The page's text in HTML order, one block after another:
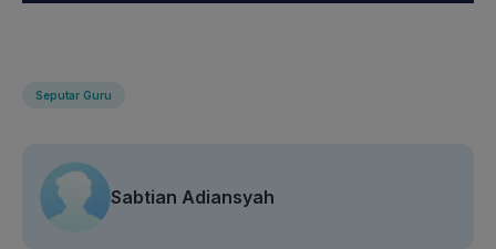
Seputar Guru
Sabtian Adiansyah